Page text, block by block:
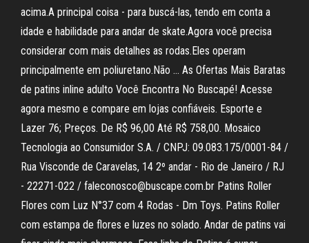
acima.A principal coisa - para buscá-las, tendo em conta a
idade e habilidade para andar de skate.Agora você precisa
considerar com mais detalhes as rodas.Eles operam
principalmente em poliuretano.Não … As Ofertas Mais Baratas
de patins inline adulto Você Encontra No Buscapé! Acesse
agora mesmo e compare em lojas confiáveis. Esporte e
Lazer 76; Preços. De R$ 96,00 Até R$ 758,00. Mosaico
Tecnologia ao Consumidor S.A. / CNPJ: 09.083.175/0001-84 /
Rua Visconde de Caravelas, 14 2º andar - Rio de Janeiro / RJ
- 22271-022 / faleconosco@buscape.com.br Patins Roller
Flores com Luz N°37 com 4 Rodas - Dm Toys. Patins Roller
com estampa de flores e luzes no solado. Andar de patins vai